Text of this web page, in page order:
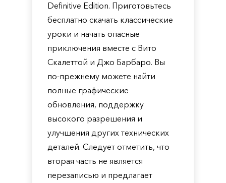
Definitive Edition. Приготовьтесь
бесплатно скачать классические
уроки и начать опасные
приключения вместе с Вито
Скалеттой и Джо Барбаро. Вы
по-прежнему можете найти
полные графические
обновления, поддержку
высокого разрешения и
улучшения других технических
деталей. Следует отметить, что
вторая часть не является
перезаписью и предлагает